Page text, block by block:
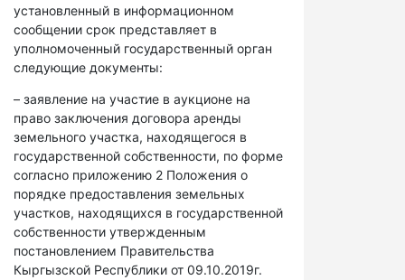
установленный в информационном
сообщении срок представляет в
уполномоченный государственный орган
следующие документы:
– заявление на участие в аукционе на
право заключения договора аренды
земельного участка, находящегося в
государственной собственности, по форме
согласно приложению 2 Положения о
порядке предоставления земельных
участков, находящихся в государственной
собственности утвержденным
постановлением Правительства
Кыргызской Республики от 09.10.2019г.